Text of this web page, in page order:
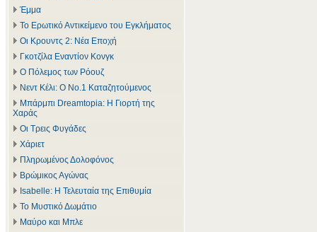
Έμμα
Το Ερωτικό Αντικείμενο του Εγκλήματος
Οι Κρουντς 2: Νέα Εποχή
Γκοτζίλα Εναντίον Κονγκ
Ο Πόλεμος των Ρόουζ
Νεντ Κέλι: Ο Νο.1 Καταζητούμενος
Μπάρμπι Dreamtopia: Η Γιορτή της
Χαράς
Οι Τρεις Φυγάδες
Χάριετ
Πληρωμένος Δολοφόνος
Βρώμικος Αγώνας
Isabelle: Η Τελευταία της Επιθυμία
Το Μυστικό Δωμάτιο
Μαύρο και Μπλε